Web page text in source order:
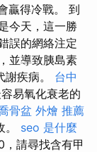
贏得冷戰。 到
今天，這一勝
誤的網絡注定
並導致胰島素
疾病。 台中
易氧化衰老的
骨盆 外燴 推薦
seo 是什麼
請尋找含有甲